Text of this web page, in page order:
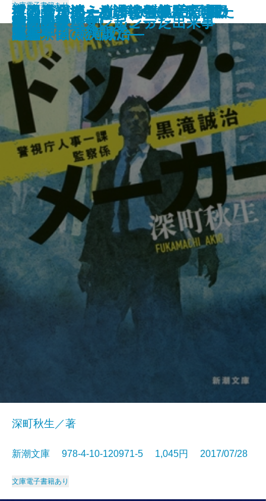
乙女の家
カエルの楽園
愛なんて嘘
黙約〔上〕
黙約〔下〕
夜と会う。―放課後の僕と廃墟の
死神―
島津戦記〔一〕
サーカスの夜に
夏の祈りは
満願
文庫電子書籍あり
ドッグ・メーカー―警視庁人事一
課監察係 黒滝誠治―
深町秋生／著
新潮文庫 978-4-10-120971-5 1,045円 2017/07/28
文庫電子書籍あり
薬屋のタバサ
指の骨
祖国の選択―あの戦争の果て、日
本と中国の狭間で―
波の音が消えるまで―第1部 風
浪編―
波の音が消えるまで―第2部 雷
鳴編―
波の音が消えるまで―第3部 銀
河編―
浮浪児1945-―戦争が生んだ子供た
ち―
ある奴隷少女に起こった出来事
英国諜報員アシェンデン